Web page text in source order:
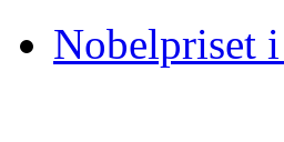
Nobelpriset